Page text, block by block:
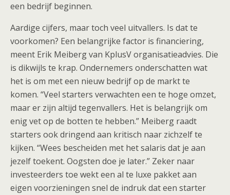
een bedrijf beginnen.
Aardige cijfers, maar toch veel uitvallers. Is dat te
voorkomen? Een belangrijke factor is financiering,
meent Erik Meiberg van KplusV organisatieadvies. Die
is dikwijls te krap. Ondernemers onderschatten wat
het is om met een nieuw bedrijf op de markt te
komen. “Veel starters verwachten een te hoge omzet,
maar er zijn altijd tegenvallers. Het is belangrijk om
enig vet op de botten te hebben.” Meiberg raadt
starters ook dringend aan kritisch naar zichzelf te
kijken. “Wees bescheiden met het salaris dat je aan
jezelf toekent. Oogsten doe je later.” Zeker naar
investeerders toe wekt een al te luxe pakket aan
eigen voorzieningen snel de indruk dat een starter